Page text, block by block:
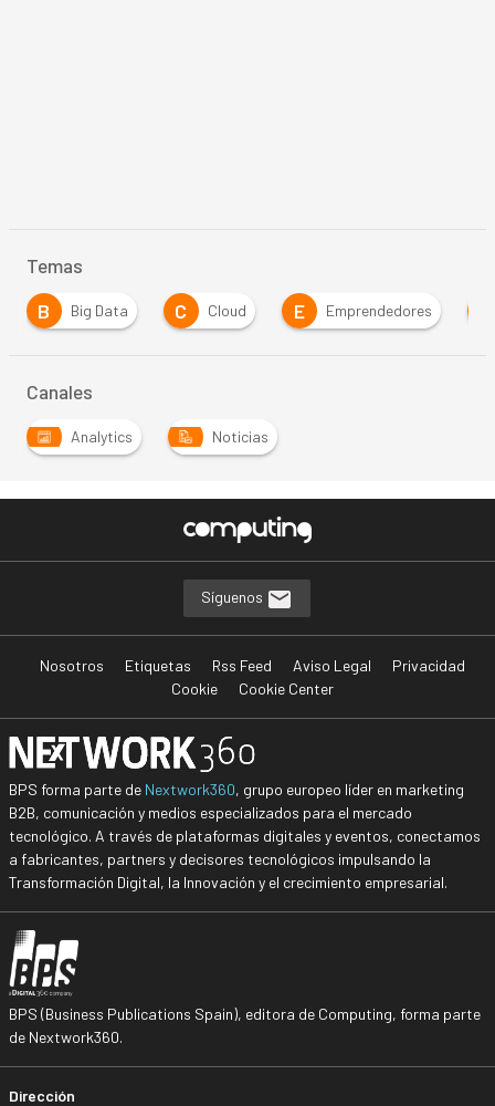
Temas
B
Big Data C Cloud E Emprendedores
Canales
Analytics Noticias
Síguenos
Nosotros Etiquetas Rss Feed Aviso Legal
Privacidad
Cookie
Cookie Center
BPS forma parte de Nextwork360, grupo europeo líder en marketing
B2B, comunicación y medios especializados para el mercado
tecnológico. A través de plataformas digitales y eventos, conectamos
a fabricantes, partners y decisores tecnológicos impulsando la
Transformación Digital, la Innovación y el crecimiento empresarial.
BPS (Business Publications Spain), editora de Computing, forma parte
de Nextwork360.
Dirección